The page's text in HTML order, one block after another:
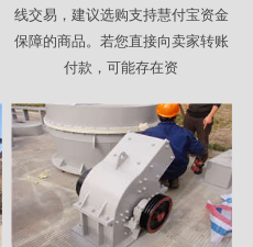
线交易，建议选购支持慧付宝资金
保障的商品。若您直接向卖家转账
付款，可能存在资